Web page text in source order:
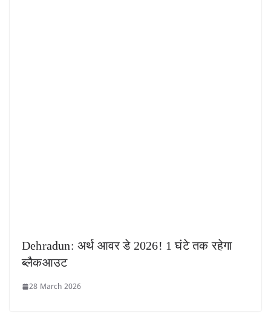
Dehradun: अर्थ आवर डे 2026! 1 घंटे तक रहेगा
ब्लैकआउट
28 March 2026